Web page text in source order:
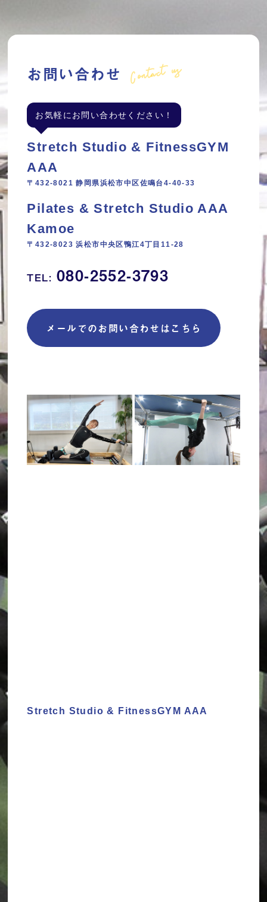
お問い合わせ Contact us
お気軽にお問い合わせください！
Stretch Studio & FitnessGYM
AAA
〒432-8021 静岡県浜松市中区佐鳴台4-40-33
Pilates & Stretch Studio AAA
Kamoe
〒432-8023 浜松市中央区鴨江4丁目11‐28
TEL: 080-2552-3793
メールでのお問い合わせはこちら
Stretch Studio & FitnessGYM AAA